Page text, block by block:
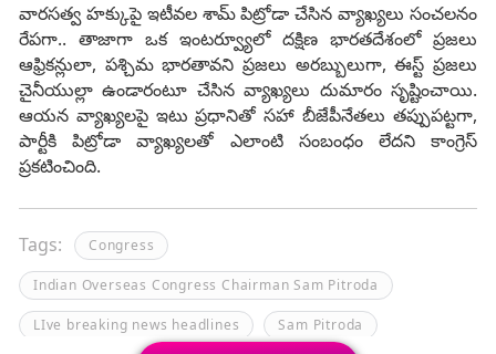
వారసత్వ హక్కుపై ఇటీవల శామ్ పిట్రోడా చేసిన వ్యాఖ్యలు సంచలనం
రేపగా.. తాజాగా ఒక ఇంటర్వ్యూలో దక్షిణ భారతదేశంలో ప్రజలు
ఆఫ్రికన్లులా, పశ్చిమ భారతావని ప్రజలు అరబ్బులుగా, ఈస్ట్ ప్రజలు
చైనీయుల్లా ఉండారంటూ చేసిన వ్యాఖ్యలు దుమారం సృష్టించాయి.
ఆయన వ్యాఖ్యలపై ఇటు ప్రధానితో సహా బీజేపీనేతలు తప్పుపట్టగా,
పార్టీకి పిట్రోడా వ్యాఖ్యలతో ఎలాంటి సంబంధం లేదని కాంగ్రెస్
ప్రకటించింది.
Tags: Congress
Indian Overseas Congress Chairman Sam Pitroda
LIve breaking news headlines Sam Pitroda